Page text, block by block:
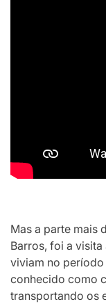
Mas a parte mais
Barros, foi a
viviam no período
conhecido como
transportando os